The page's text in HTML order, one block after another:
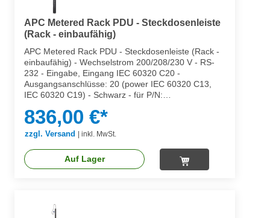
APC Metered Rack PDU - Steckdosenleiste
(Rack - einbaufähig)
APC Metered Rack PDU - Steckdosenleiste (Rack -
einbaufähig) - Wechselstrom 200/208/230 V - RS-
232 - Eingabe, Eingang IEC 60320 C20 -
Ausgangsanschlüsse: 20 (power IEC 60320 C13,
IEC 60320 C19) - Schwarz - für P/N:
SMX3KR2UNCX145, SMX750C, SMX750CNC,
SMX750CUS
836,00 €*
zzgl. Versand inkl. MwSt.
Auf Lager